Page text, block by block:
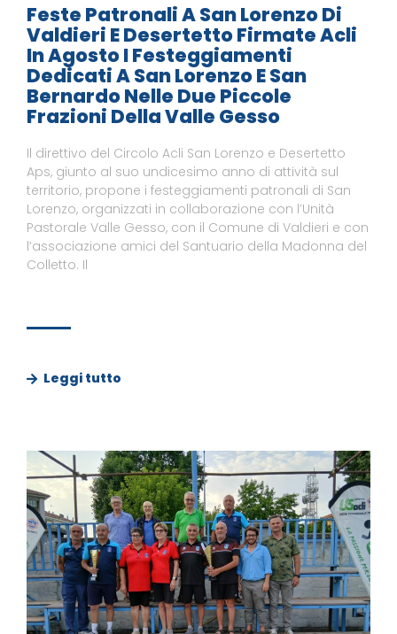
Feste Patronali A San Lorenzo Di
Valdieri E Desertetto Firmate Acli
In Agosto I Festeggiamenti
Dedicati A San Lorenzo E San
Bernardo Nelle Due Piccole
Frazioni Della Valle Gesso
Il direttivo del Circolo Acli San Lorenzo e Desertetto
Aps, giunto al suo undicesimo anno di attività sul
territorio, propone i festeggiamenti patronali di San
Lorenzo, organizzati in collaborazione con l’Unità
Pastorale Valle Gesso, con il Comune di Valdieri e con
l’associazione amici del Santuario della Madonna del
Colletto. Il
Leggi tutto